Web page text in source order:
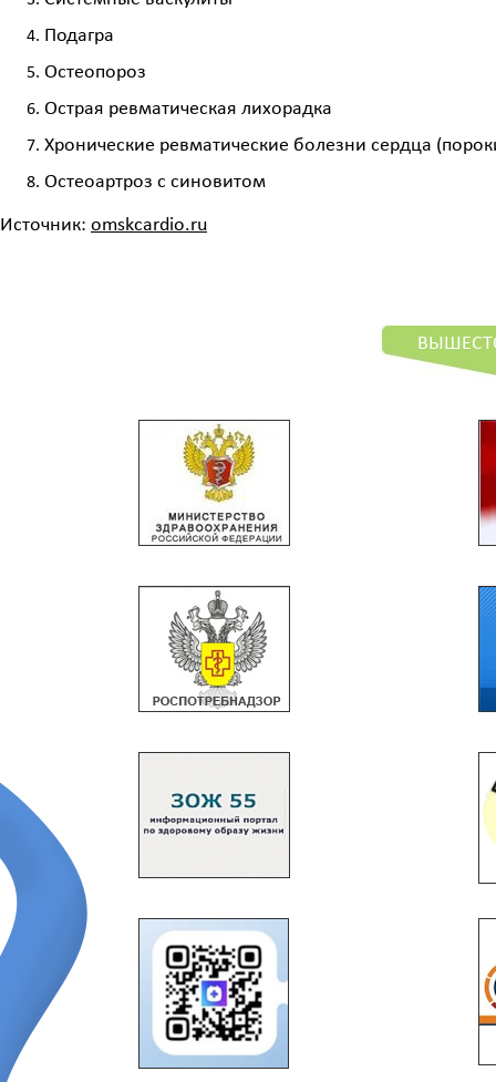
Подагра
Остеопороз
Острая ревматическая лихорадка
Хронические ревматические болезни сердца
Остеоартроз с синовитом
Источник: omskcardio.ru